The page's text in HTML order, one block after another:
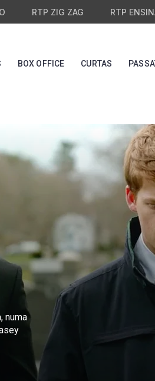
RTP ZIG ZAG RTP
BOX OFFICE CURTAS
numa